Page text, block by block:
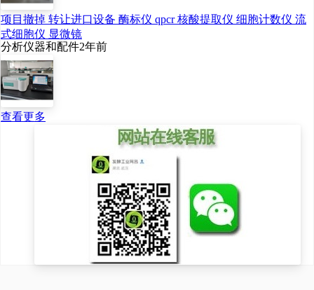
项目撤掉 转让进口设备 酶标仪 qpcr 核酸提取仪 细胞计数仪 流
式细胞仪 显微镜
分析仪器和配件2年前
查看更多